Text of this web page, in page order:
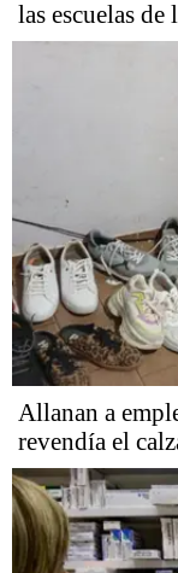
las escuelas de
Allanan a
revendía el